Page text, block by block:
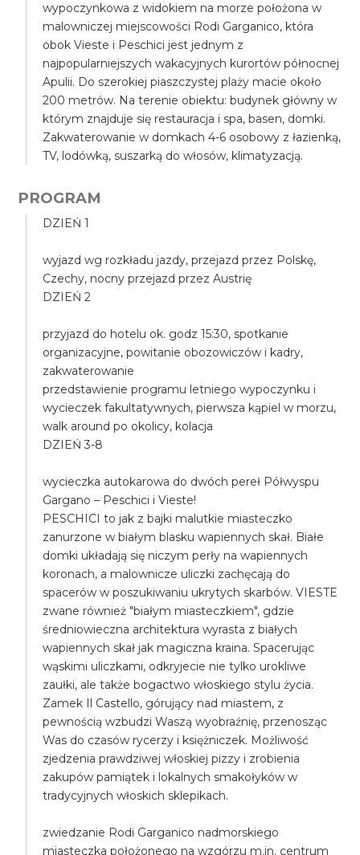
wypoczynkowa z widokiem na morze położona w
malowniczej miejscowości Rodi Garganico, która
obok Vieste i Peschici jest jednym z
najpopularniejszych wakacyjnych kurortów północnej
Apulii. Do szerokiej piaszczystej plaży macie około
200 metrów. Na terenie obiektu: budynek główny w
którym znajduje się restauracja i spa, basen, domki.
Zakwaterowanie w domkach 4-6 osobowy z łazienką,
TV, lodówką, suszarką do włosów, klimatyzacją.
PROGRAM
DZIEŃ 1
wyjazd wg rozkładu jazdy, przejazd przez Polskę,
Czechy, nocny przejazd przez Austrię
DZIEŃ 2
przyjazd do hotelu ok. godz 15:30, spotkanie
organizacyjne, powitanie obozowiczów i kadry,
zakwaterowanie
przedstawienie programu letniego wypoczynku i
wycieczek fakultatywnych, pierwsza kąpiel w morzu,
walk around po okolicy, kolacja
DZIEŃ 3-8
wycieczka autokarowa do dwóch pereł Półwyspu
Gargano – Peschici i Vieste!
PESCHICI to jak z bajki malutkie miasteczko
zanurzone w białym blasku wapiennych skał. Białe
domki układają się niczym perły na wapiennych
koronach, a malownicze uliczki zachęcają do
spacerów w poszukiwaniu ukrytych skarbów. VIESTE
zwane również "białym miasteczkiem", gdzie
średniowieczna architektura wyrasta z białych
wapiennych skał jak magiczna kraina. Spacerując
wąskimi uliczkami, odkryjecie nie tylko urokliwe
zaułki, ale także bogactwo włoskiego stylu życia.
Zamek Il Castello, górujący nad miastem, z
pewnością wzbudzi Waszą wyobraźnię, przenosząc
Was do czasów rycerzy i księżniczek. Możliwość
zjedzenia prawdziwej włoskiej pizzy i zrobienia
zakupów pamiątek i lokalnych smakołyków w
tradycyjnych włoskich sklepikach.
zwiedzanie Rodi Garganico nadmorskiego
miasteczka położonego na wzgórzu m.in. centrum